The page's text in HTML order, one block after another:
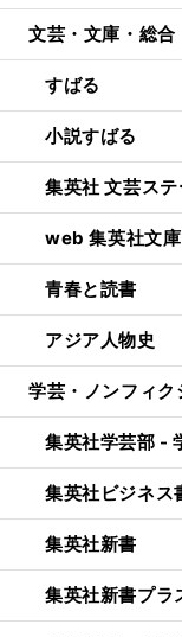
文芸・文庫・総合
すばる
小説すばる
集英社 文芸ス
web 集英社文庫
青春と読書
アジア人物史
学芸・ノンフィク
集英社学芸部 -
集英社ビジネス
集英社新書
集英社新書プラ